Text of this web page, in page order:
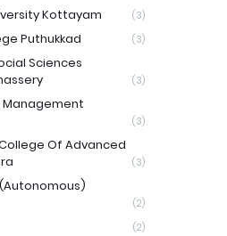
Kottayam (3)
Puthukkad (3)
Sciences
(3)
(3)
Of Advanced
(3)
(2)
(2)